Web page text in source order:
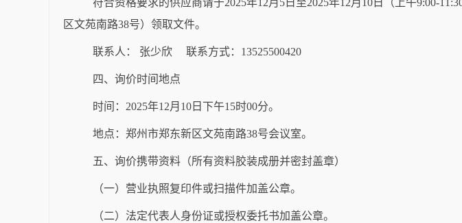
符合资格要求的供应商请于2025年12月 5 日至2025年12月 10 日（上午9:00-
区文苑南路38号）领取文件。
联系人： 张少欣 联系方式： 13525500420
四、询价时间地点
时间： 2025年12月 10 日 下午15时00分。
地点：郑州市郑东新区文苑南路38号会议室。
五、询价携带资料（所有资料胶装成册并密封盖章）
（一）营业执照复印件或扫描件加盖公章。
（二）法定代表人身份证或授权委托书加盖公章。